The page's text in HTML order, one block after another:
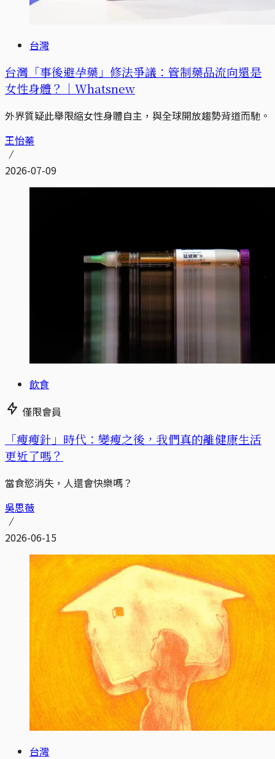
台灣
台灣「事後避孕藥」修法爭議：管制藥品流向還是
女性身體？｜Whatsnew
外界質疑此舉限縮女性身體自主，與全球開放趨勢背道而馳。
王怡蓁
2026-07-09
飲食
僅限會員
「瘦瘦針」時代：變瘦之後，我們真的離健康生活
更近了嗎？
當食慾消失，人還會快樂嗎？
吳思薇
2026-06-15
台灣